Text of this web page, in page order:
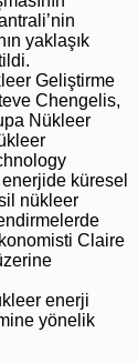
yaklaşık
Geliştirme
Chengelis,
Nükleer
küresel
nükleer
Claire
enerji
yönelik